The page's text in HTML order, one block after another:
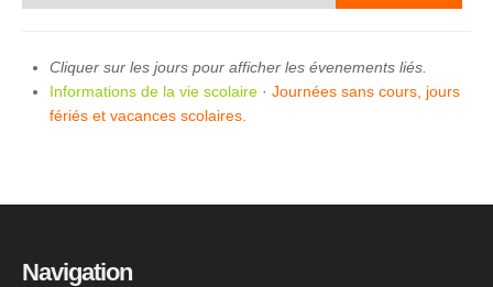
Cliquer sur les jours pour afficher les évenements liés.
Informations de la vie scolaire · Journées sans cours, jours
fériés et vacances scolaires.
Navigation